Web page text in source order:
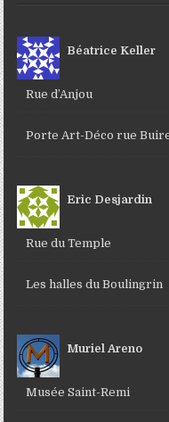
Béatrice Keller
Rue d’Anjou
Porte Art-Déco rue
Eric Desjardin
Rue du Temple
Les halles du Boulingrin
Muriel Areno
Musée Saint-Remi